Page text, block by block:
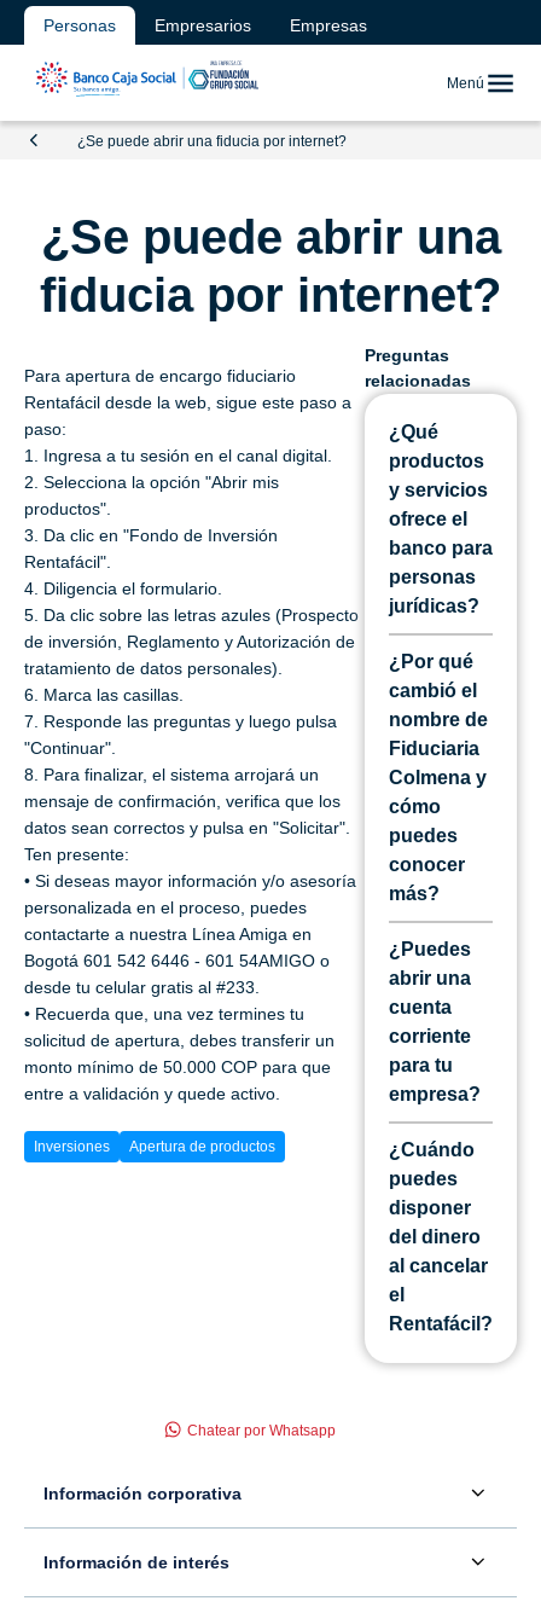
Personas Empresarios Empresas
Menú
¿Se puede abrir una fiducia por internet?
¿Se puede abrir una
fiducia por internet?
Para apertura de encargo fiduciario
Rentafácil desde la web, sigue este paso a
paso:
1. Ingresa a tu sesión en el canal digital.
2. Selecciona la opción "Abrir mis
productos".
3. Da clic en "Fondo de Inversión
Rentafácil".
4. Diligencia el formulario.
5. Da clic sobre las letras azules (Prospecto
de inversión, Reglamento y Autorización de
tratamiento de datos personales).
6. Marca las casillas.
7. Responde las preguntas y luego pulsa
"Continuar".
8. Para finalizar, el sistema arrojará un
mensaje de confirmación, verifica que los
datos sean correctos y pulsa en "Solicitar".
Ten presente:
• Si deseas mayor información y/o asesoría
personalizada en el proceso, puedes
contactarte a nuestra Línea Amiga en
Bogotá 601 542 6446 - 601 54AMIGO o
desde tu celular gratis al #233.
• Recuerda que, una vez termines tu
solicitud de apertura, debes transferir un
monto mínimo de 50.000 COP para que
entre a validación y quede activo.
Inversiones Apertura de productos
Preguntas
relacionadas
¿Qué
productos
y servicios
ofrece el
banco para
personas
jurídicas?
¿Por qué
cambió el
nombre de
Fiduciaria
Colmena y
cómo
puedes
conocer
más?
¿Puedes
abrir una
cuenta
corriente
para tu
empresa?
¿Cuándo
puedes
disponer
del dinero
al cancelar
el
Rentafácil?
Información corporativa
Información para inversionistas
Información de interés
Chatear por Whatsapp